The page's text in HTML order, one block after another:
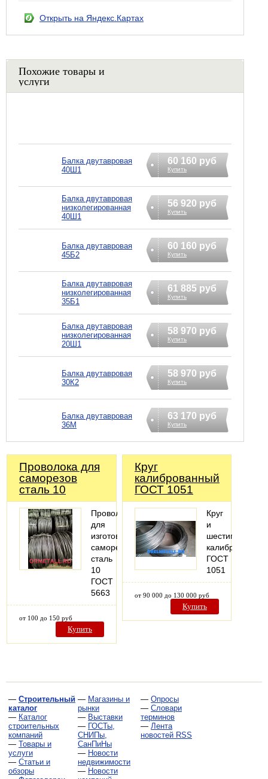
Открыть на Яндекс.Картах
Похожие товары и
услуги
Балка двутавровая
40Ш1
60 160 руб
Купить
Балка двутавровая
низколегированная
40Ш1
56 920 руб
Купить
Балка двутавровая
45Б2
60 160 руб
Купить
Балка двутавровая
низколегированная
35Б1
61 885 руб
Купить
Балка двутавровая
низколегированная
20Ш1
58 970 руб
Купить
Балка двутавровая
30К2
58 970 руб
Купить
Балка двутавровая
36М
63 170 руб
Купить
Проволока для
саморезов
сталь 10
Проволока
для
изготовления
саморезов
сталь
10
ГОСТ
5663
от 100 до 150 руб
Купить
Круг
калиброванный
ГОСТ 1051
Круг
и
шестигранник
калиброванный
ГОСТ
1051
от 90 000 до 130 000 руб
Купить
— Строительный
каталог
— Каталог
строительных
компаний
— Товары и
услуги
— Статьи и
обзоры
— Магазины и
рынки
— Выставки
— ГОСТы,
СНИПы,
СанПиНы
— Новости
недвижимости
— Новости
— Опросы
— Словари
терминов
— Лента
новостей RSS